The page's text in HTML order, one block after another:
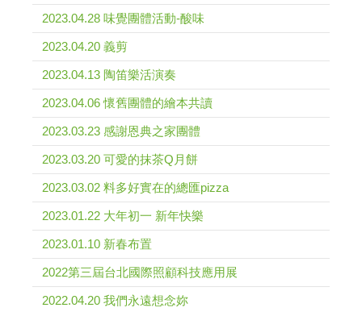
2023.04.28 味覺團體活動-酸味
2023.04.20 義剪
2023.04.13 陶笛樂活演奏
2023.04.06 懷舊團體的繪本共讀
2023.03.23 感謝恩典之家團體
2023.03.20 可愛的抹茶Q月餅
2023.03.02 料多好實在的總匯pizza
2023.01.22 大年初一 新年快樂
2023.01.10 新春布置
2022第三屆台北國際照顧科技應用展
2022.04.20 我們永遠想念妳